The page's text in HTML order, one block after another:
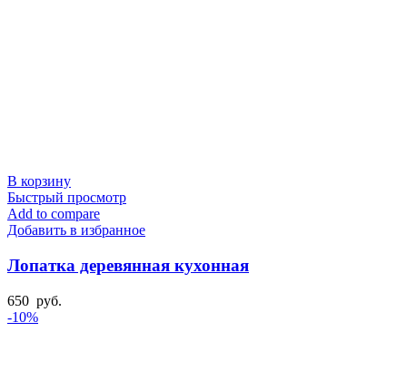
В корзину
Быстрый просмотр
Add to compare
Добавить в избранное
Лопатка деревянная кухонная
650 руб.
-10%